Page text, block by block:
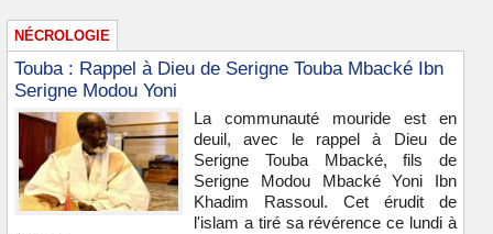
NÉCROLOGIE
Touba : Rappel à Dieu de Serigne Touba Mbacké Ibn
Serigne Modou Yoni
La communauté mouride est en
deuil, avec le rappel à Dieu de
Serigne Touba Mbacké, fils de
Serigne Modou Mbacké Yoni Ibn
Khadim Rassoul. Cet érudit de
l'islam a tiré sa révérence ce lundi à